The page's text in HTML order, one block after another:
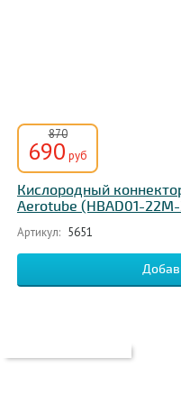
870
690 руб
Кислородный
Aerotube (HBAD01-
Артикул: 5651